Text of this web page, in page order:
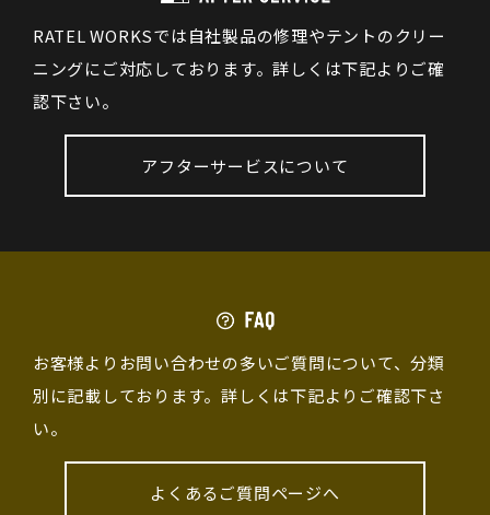
RATEL WORKSでは自社製品の修理やテントのクリー
ニングにご対応しております。詳しくは下記よりご確
認下さい。
アフターサービスについて
お客様よりお問い合わせの多いご質問について、分類
別に記載しております。詳しくは下記よりご確認下さ
い。
よくあるご質問ページへ